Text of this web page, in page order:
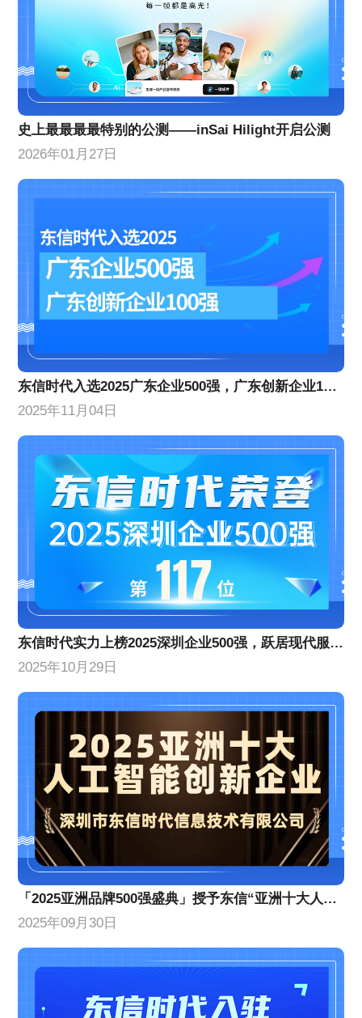
史上最最最最特别的公测——inSai Hilight开启公测
2026年01月27日
东信时代入选2025广东企业500强，广东创新企业100强
2025年11月04日
​东信时代实力上榜2025深圳企业500强，跃居现代服务业企业百强前列​​
2025年10月29日
「2025亚洲品牌500强盛典」授予东信“亚洲十大人工智能创新企业”
2025年09月30日